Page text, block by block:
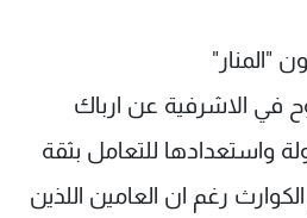
"المنار"
في الاشرفية عن ارباك
واستعدادها للتعامل بثقة
رغم ان العامين اللذين